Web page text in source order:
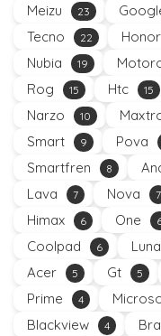
Meizu 23
Tecno 22 Honor
Nubia 19
Rog 15 Htc 15
Narzo 10
Smart 9 Pova
Smartfren 8
Lava 7 Nova 7
Himax 6 One
Coolpad 6 Luna
Acer 5 Gt 5
Prime 4
Blackview 4